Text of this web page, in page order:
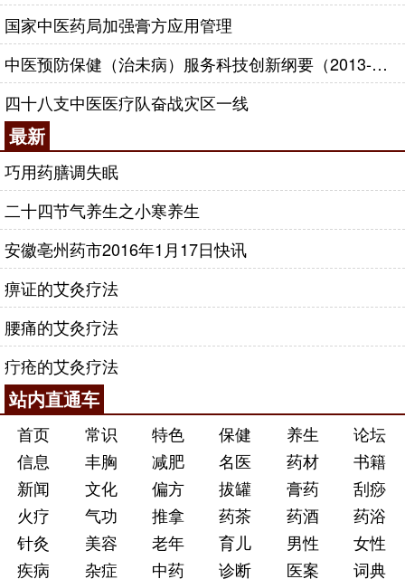
国家中医药局加强膏方应用管理
中医预防保健（治未病）服务科技创新纲要（2013-2020年）
四十八支中医医疗队奋战灾区一线
最新
巧用药膳调失眠
二十四节气养生之小寒养生
安徽亳州药市2016年1月17日快讯
痹证的艾灸疗法
腰痛的艾灸疗法
疔疮的艾灸疗法
站内直通车
首页 常识 特色 保健 养生
论坛
信息
丰胸 减肥 名医 药材
书籍
新闻
文化 偏方 拔罐 膏药
刮痧
火疗
气功 推拿 药茶 药酒
药浴
针灸
美容 老年 育儿 男性
女性
疾病
杂症 中药 诊断 医案 词典